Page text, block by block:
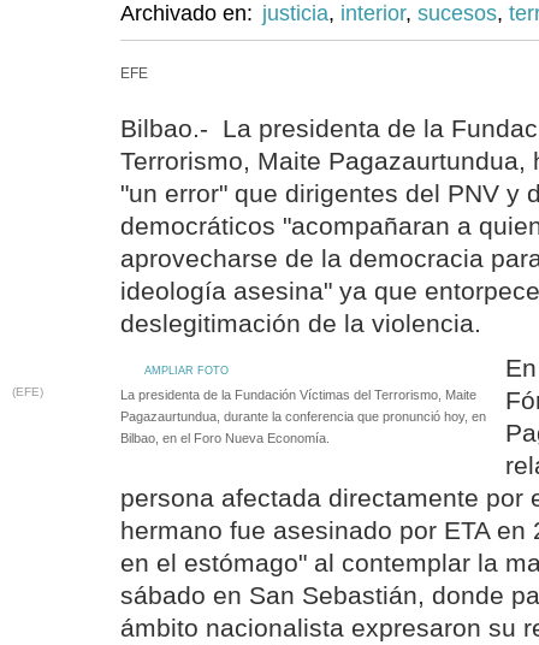
Archivado en: justicia, interior, sucesos,
EFE
Bilbao.- La presidenta de la
Terrorismo, Maite Pagazaurtundua,
"un error" que dirigentes del PNV y
democráticos "acompañaran a
aprovecharse de la democracia
ideología asesina" ya que
deslegitimación de la violencia.
AMPLIAR FOTO
(EFE)
La presidenta de la Fundación Víctimas del Terrorismo, Maite
Pagazaurtundua, durante la conferencia que pronunció hoy, en
Bilbao, en el Foro Nueva Economía.
persona afectada directamente por
hermano fue asesinado por ETA en
en el estómago" al contemplar la
sábado en San Sebastián, donde
ámbito nacionalista expresaron su